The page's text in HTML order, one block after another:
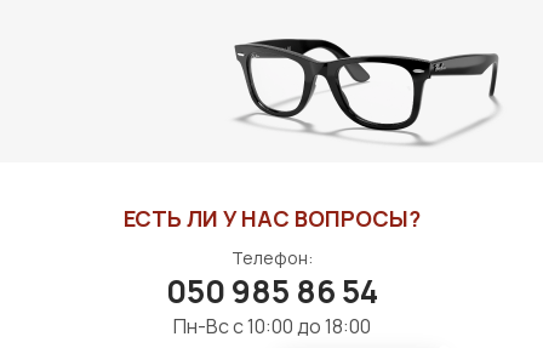
В КОРЗИНУ
ЕСТЬ ЛИ У НАС ВОПРОСЫ?
Телефон:
050 985 86 54
Пн-Вс с 10:00 до 18:00